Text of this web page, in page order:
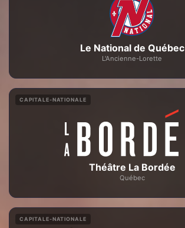
Le National de Québec
L'Ancienne-Lorette
CAPITALE-NATIONALE
Théâtre La Bordée
Québec
CAPITALE-NATIONALE